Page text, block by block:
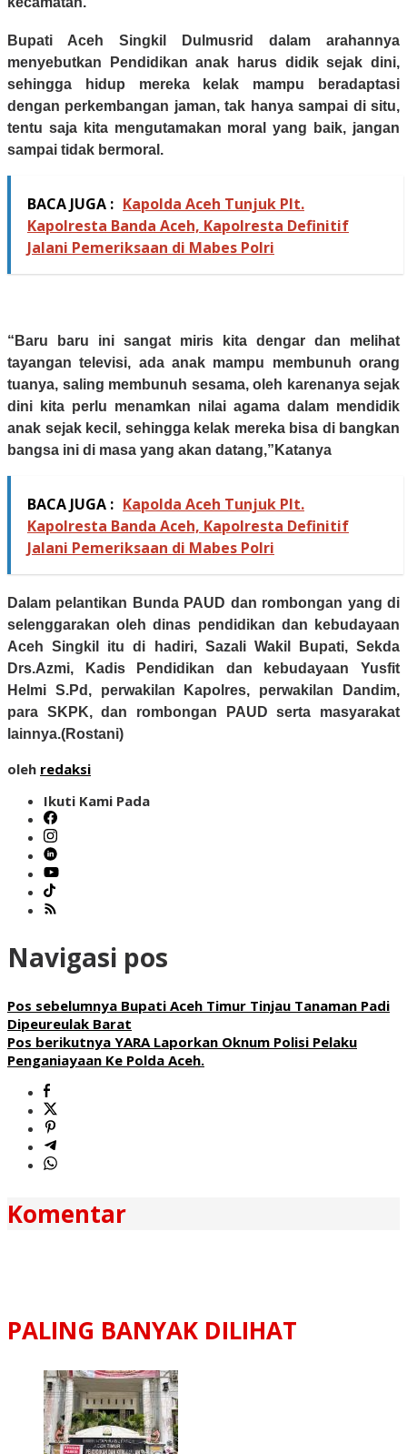
Bupati Aceh Singkil Dulmusrid dalam arahannya
menyebutkan Pendidikan anak harus didik sejak dini,
sehingga hidup mereka kelak mampu beradaptasi
dengan perkembangan jaman, tak hanya sampai di situ,
tentu saja kita mengutamakan moral yang baik, jangan
sampai tidak bermoral.
BACA JUGA : Kapolda Aceh Tunjuk Plt.
Kapolresta Banda Aceh, Kapolresta Definitif
Jalani Pemeriksaan di Mabes Polri
“Baru baru ini sangat miris kita dengar dan melihat
tayangan televisi, ada anak mampu membunuh orang
tuanya, saling membunuh sesama, oleh karenanya sejak
dini kita perlu menamkan nilai agama dalam mendidik
anak sejak kecil, sehingga kelak mereka bisa di bangkan
bangsa ini di masa yang akan datang,”Katanya
BACA JUGA : Kapolda Aceh Tunjuk Plt.
Kapolresta Banda Aceh, Kapolresta Definitif
Jalani Pemeriksaan di Mabes Polri
Dalam pelantikan Bunda PAUD dan rombongan yang di
selenggarakan oleh dinas pendidikan dan kebudayaan
Aceh Singkil itu di hadiri, Sazali Wakil Bupati, Sekda
Drs.Azmi, Kadis Pendidikan dan kebudayaan Yusfit
Helmi S.Pd, perwakilan Kapolres, perwakilan Dandim,
para SKPK, dan rombongan PAUD serta masyarakat
lainnya.(Rostani)
oleh redaksi
Ikuti Kami Pada
Navigasi pos
Pos sebelumnya Bupati Aceh Timur Tinjau Tanaman Padi
Dipeureulak Barat
Pos berikutnya YARA Laporkan Oknum Polisi Pelaku
Penganiayaan Ke Polda Aceh.
Komentar
PALING BANYAK DILIHAT